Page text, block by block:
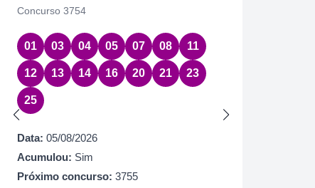
Concurso 3754
01 03 04 05 07 08 11
12 13 14 16 20 21 23
25
Data: 05/08/2026
Acumulou: Sim
Próximo concurso: 3755